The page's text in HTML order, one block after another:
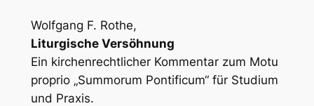
Wolfgang F. Rothe,
Liturgische Versöhnung
Ein kirchenrechtlicher Kommentar zum Motu
proprio „Summorum Pontificum“ für Studium
und Praxis.